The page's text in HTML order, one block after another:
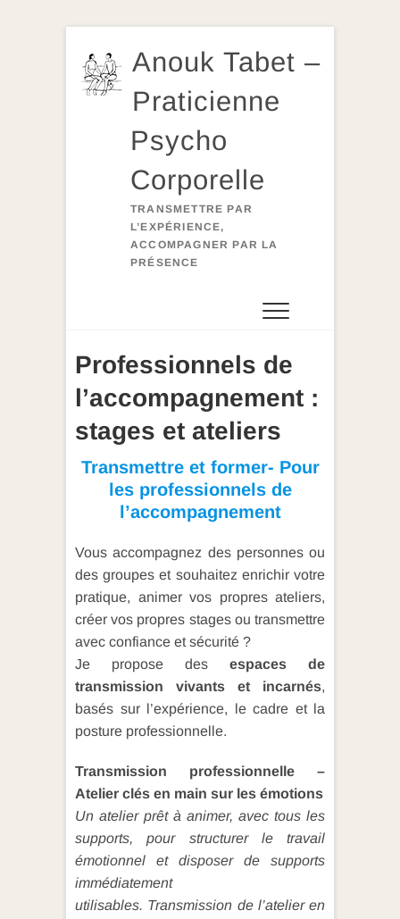
content
Anouk Tabet –
Praticienne
Psycho
Corporelle
TRANSMETTRE PAR
L’EXPÉRIENCE,
ACCOMPAGNER PAR LA
PRÉSENCE
Professionnels de
l’accompagnement :
stages et ateliers
Transmettre et former- Pour
les professionnels de
l’accompagnement
Vous accompagnez des personnes ou
des groupes et souhaitez enrichir votre
pratique, animer vos propres ateliers,
créer vos propres stages ou transmettre
avec confiance et sécurité ?
Je propose des espaces de
transmission vivants et incarnés,
basés sur l’expérience, le cadre et la
posture professionnelle.
Transmission professionnelle –
Atelier clés en main sur les émotions
Un atelier prêt à animer, avec tous les
supports, pour structurer le travail
émotionnel et disposer de supports
immédiatement
utilisables. Transmission de l’atelier en